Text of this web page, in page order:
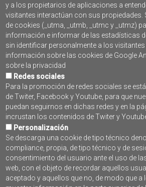
SUSCRÍBETE AL
PROGRAMA
Contacto
Accesibilidad
y a los propietarios de aplicaciones a
visitantes interactúan con sus propiedades.
de cookies (_utma, _utmb, _utmc y _utmz)
información e informar de las estadísticas
sin identificar personalmente a los visitantes
información sobre las cookies de Google
sobre la privacidad
Redes sociales
Para la promoción de redes sociales se
de Twiter, Facebook y Youtube, para que
puedan seguirnos en dichas redes y en la
incrustan los contenidos de Twiter y
Personalización
Se descarga una cookie de tipo técnico
compliance, propia, de tipo técnico y de
consentimiento del usuario ante el uso de
web, con el objeto de recordar aquellos
aceptado y aquellos que no, de modo que